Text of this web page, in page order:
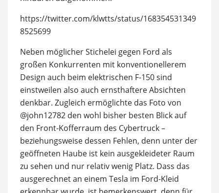
https://twitter.com/klwtts/status/168354531349
8525699
Neben möglicher Stichelei gegen Ford als
großen Konkurrenten mit konventionellerem
Design auch beim elektrischen F-150 sind
einstweilen also auch ernsthaftere Absichten
denkbar. Zugleich ermöglichte das Foto von
@john12782 den wohl bisher besten Blick auf
den Front-Kofferraum des Cybertruck –
beziehungsweise dessen Fehlen, denn unter der
geöffneten Haube ist kein ausgekleideter Raum
zu sehen und nur relativ wenig Platz. Dass das
ausgerechnet an einem Tesla im Ford-Kleid